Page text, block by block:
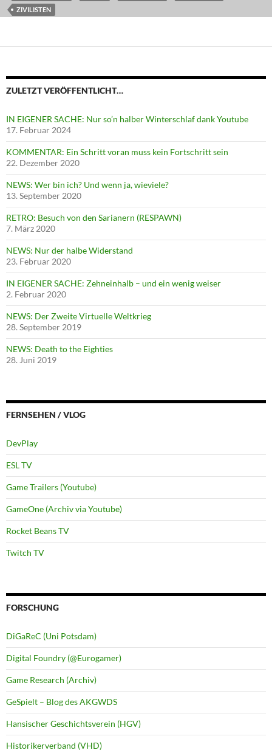
ZIVILISTEN
ZULETZT VERÖFFENTLICHT…
IN EIGENER SACHE: Nur so’n halber Winterschlaf dank Youtube
17. Februar 2024
KOMMENTAR: Ein Schritt voran muss kein Fortschritt sein
22. Dezember 2020
NEWS: Wer bin ich? Und wenn ja, wieviele?
13. September 2020
RETRO: Besuch von den Sarianern (RESPAWN)
7. März 2020
NEWS: Nur der halbe Widerstand
23. Februar 2020
IN EIGENER SACHE: Zehneinhalb – und ein wenig weiser
2. Februar 2020
NEWS: Der Zweite Virtuelle Weltkrieg
28. September 2019
NEWS: Death to the Eighties
28. Juni 2019
FERNSEHEN / VLOG
DevPlay
ESL TV
Game Trailers (Youtube)
GameOne (Archiv via Youtube)
Rocket Beans TV
Twitch TV
FORSCHUNG
DiGaReC (Uni Potsdam)
Digital Foundry (@Eurogamer)
Game Research (Archiv)
GeSpielt – Blog des AKGWDS
Hansischer Geschichtsverein (HGV)
Historikerverband (VHD)